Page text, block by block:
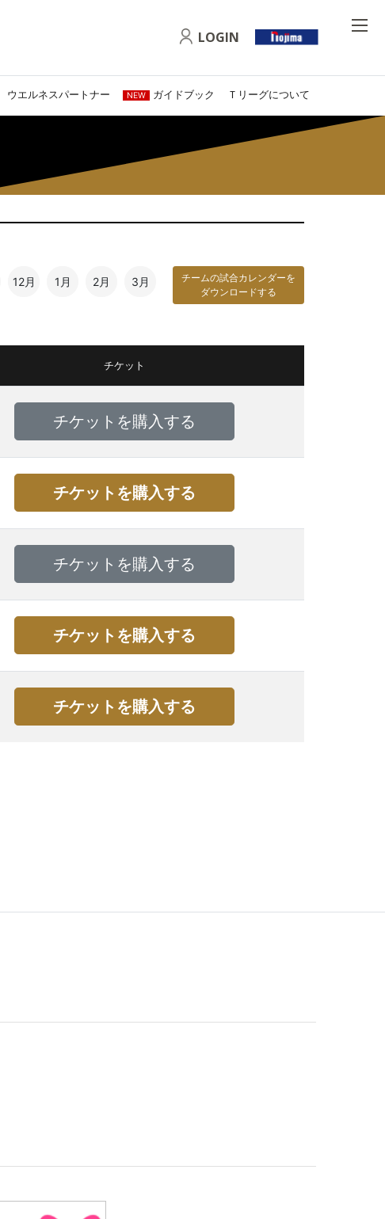
LOGIN
ウエルネスパートナー NEW ガイドブック Ｔリーグについて
12月 1月 2月 3月
チームの試合カレンダーを
ダウンロードする
チケット
チケットを購入する
チケットを購入する
チケットを購入する
チケットを購入する
チケットを購入する